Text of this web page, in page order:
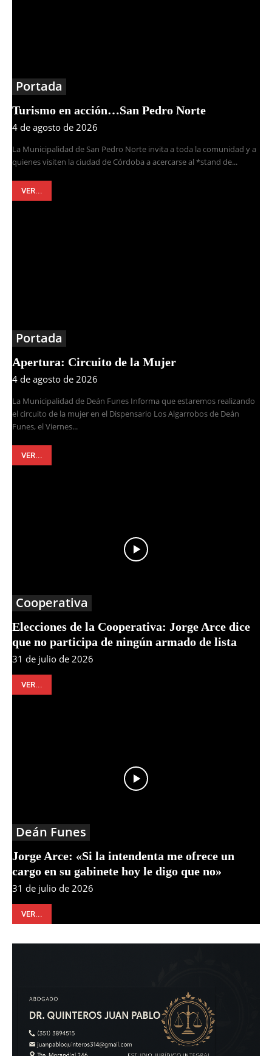
Portada
Turismo en acción…San Pedro Norte
4 de agosto de 2026
La Municipalidad de San Pedro Norte invita a toda la comunidad y a
quienes visiten la ciudad de Córdoba a acercarse al *stand de...
VER...
Portada
Apertura: Circuito de la Mujer
4 de agosto de 2026
La Municipalidad de Deán Funes Informa que estaremos realizando
el circuito de la mujer en el Dispensario Los Algarrobos de Deán
Funes, el Viernes...
VER...
Cooperativa
Elecciones de la Cooperativa: Jorge Arce dice
que no participa de ningún armado de lista
31 de julio de 2026
VER...
Deán Funes
Jorge Arce: «Si la intendenta me ofrece un
cargo en su gabinete hoy le digo que no»
31 de julio de 2026
VER...